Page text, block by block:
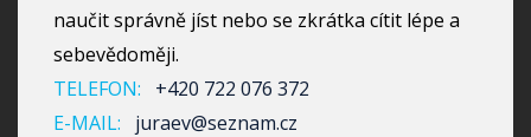
naučit správně jíst nebo se zkrátka cítit lépe a
sebevědoměji.
TELEFON:
+420 722 076 372
E-MAIL:
juraev@seznam.cz